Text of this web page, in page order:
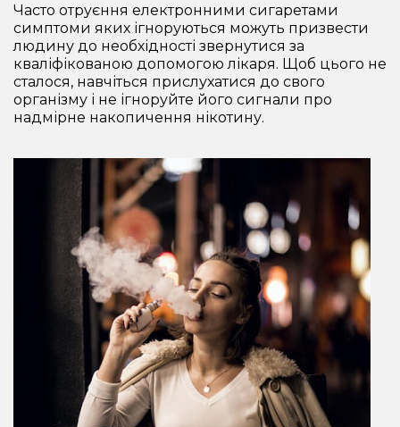
Часто отруєння електронними сигаретами
симптоми яких ігноруються можуть призвести
людину до необхідності звернутися за
кваліфікованою допомогою лікаря. Щоб цього не
сталося, навчіться прислухатися до свого
організму і не ігноруйте його сигнали про
надмірне накопичення нікотину.